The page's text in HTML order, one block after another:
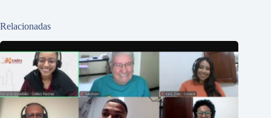
Relacionadas